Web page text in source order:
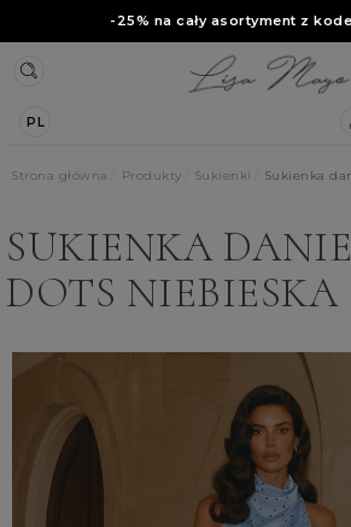
-25% na cały asortyment z
PL
Strona główna Produkty Sukienki Sukienka
SUKIENKA
DOTS NIEBIESKA